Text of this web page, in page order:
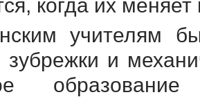
когда их
учителям
зубрежки и